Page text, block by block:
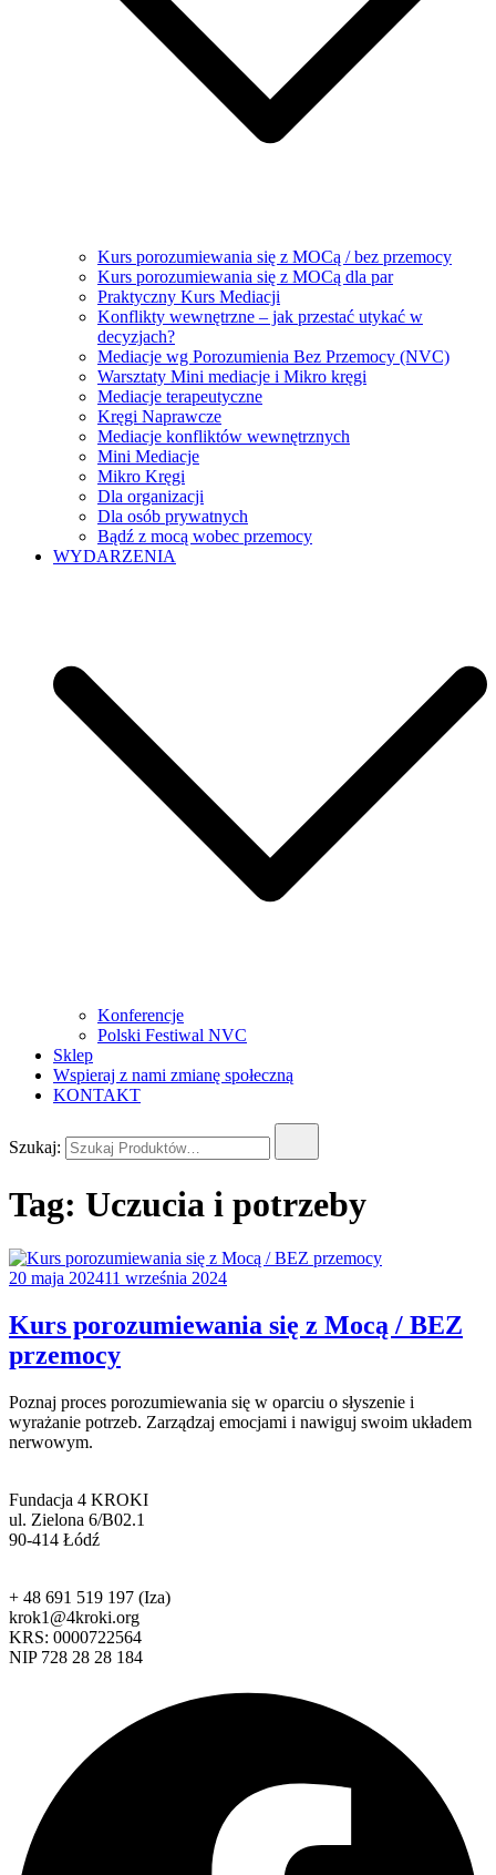
Kurs porozumiewania się z MOCą / bez przemocy
Kurs porozumiewania się z MOCą dla par
Praktyczny Kurs Mediacji
Konflikty wewnętrzne – jak przestać utykać w
decyzjach?
Mediacje wg Porozumienia Bez Przemocy (NVC)
Warsztaty Mini mediacje i Mikro kręgi
Mediacje terapeutyczne
Kręgi Naprawcze
Mediacje konfliktów wewnętrznych
Mini Mediacje
Mikro Kręgi
Dla organizacji
Dla osób prywatnych
Bądź z mocą wobec przemocy
WYDARZENIA
Konferencje
Polski Festiwal NVC
Sklep
Wspieraj z nami zmianę społeczną
KONTAKT
Szukaj:
Tag: Uczucia i potrzeby
20 maja 202411 września 2024
Kurs porozumiewania się z Mocą / BEZ
przemocy
Poznaj proces porozumiewania się w oparciu o słyszenie i
wyrażanie potrzeb. Zarządzaj emocjami i nawiguj swoim układem
nerwowym.
Fundacja 4 KROKI
ul. Zielona 6/B02.1
90-414 Łódź
+ 48 691 519 197 (Iza)
krok1@4kroki.org
KRS: 0000722564
NIP 728 28 28 184